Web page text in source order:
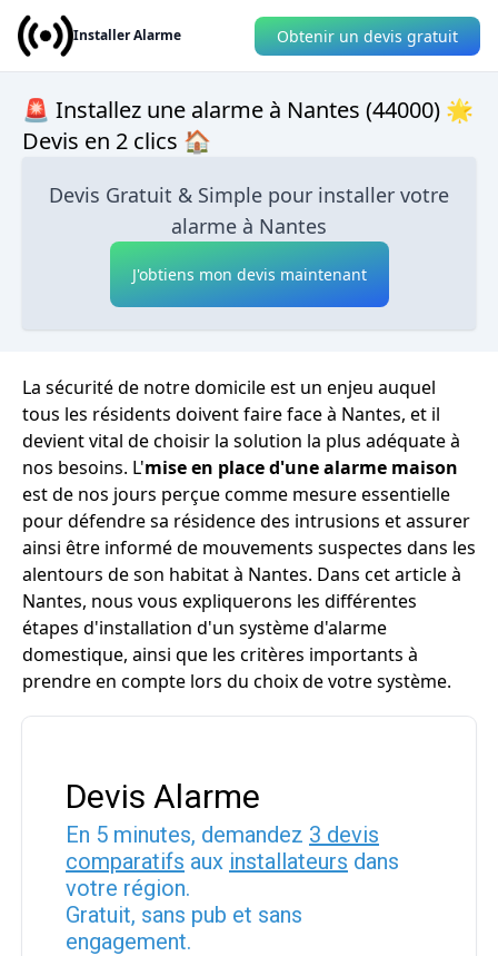
Installer Alarme Obtenir un devis gratuit
🚨 Installez une alarme à Nantes (44000) 🌟
Devis en 2 clics 🏠
Devis Gratuit & Simple pour installer votre
alarme à Nantes
J'obtiens mon devis maintenant
La sécurité de notre domicile est un enjeu auquel
tous les résidents doivent faire face à Nantes, et il
devient vital de choisir la solution la plus adéquate à
nos besoins. L'mise en place d'une alarme maison
est de nos jours perçue comme mesure essentielle
pour défendre sa résidence des intrusions et assurer
ainsi être informé de mouvements suspectes dans les
alentours de son habitat à Nantes. Dans cet article à
Nantes, nous vous expliquerons les différentes
étapes d'installation d'un système d'alarme
domestique, ainsi que les critères importants à
prendre en compte lors du choix de votre système.
Devis Alarme
En 5 minutes, demandez 3 devis
comparatifs aux installateurs dans
votre région.
Gratuit, sans pub et sans
engagement.